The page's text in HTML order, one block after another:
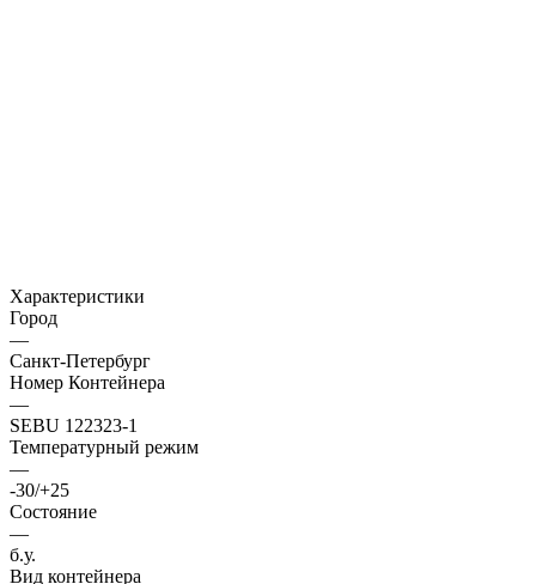
Характеристики
Город
—
Санкт-Петербург
Номер Контейнера
—
SEBU 122323-1
Температурный режим
—
-30/+25
Состояние
—
б.у.
Вид контейнера